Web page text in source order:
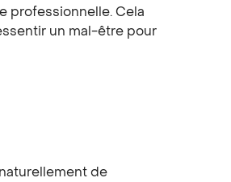
professionnelle. Cela
un mal-être pour
de